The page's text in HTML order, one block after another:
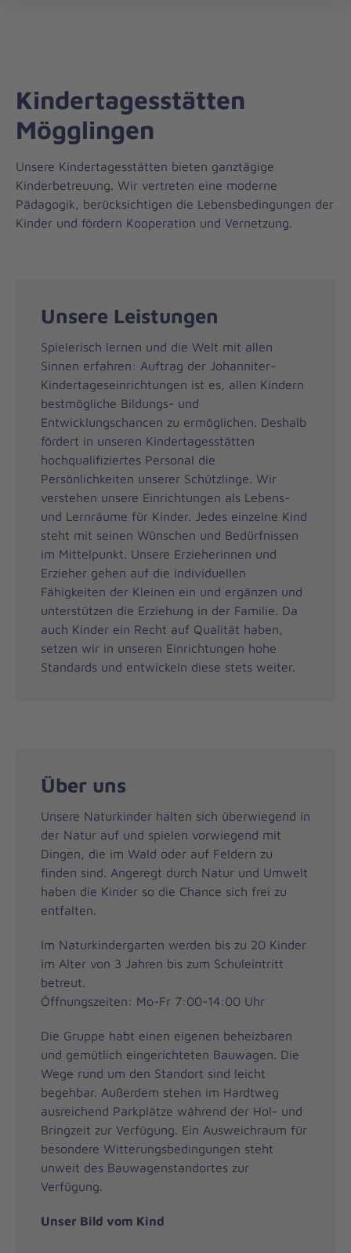
Kindertagesstätten
Mögglingen
Unsere Kindertagesstätten bieten ganztägige
Kinderbetreuung. Wir vertreten eine moderne
Pädagogik, berücksichtigen die Lebensbedingungen der
Kinder und fördern Kooperation und Vernetzung.
Unsere Leistungen
Spielerisch lernen und die Welt mit allen
Sinnen erfahren: Auftrag der Johanniter-
Kindertageseinrichtungen ist es, allen Kindern
bestmögliche Bildungs- und
Entwicklungschancen zu ermöglichen. Deshalb
fördert in unseren Kindertagesstätten
hochqualifiziertes Personal die
Persönlichkeiten unserer Schützlinge. Wir
verstehen unsere Einrichtungen als Lebens-
und Lernräume für Kinder. Jedes einzelne Kind
steht mit seinen Wünschen und Bedürfnissen
im Mittelpunkt. Unsere Erzieherinnen und
Erzieher gehen auf die individuellen
Fähigkeiten der Kleinen ein und ergänzen und
unterstützen die Erziehung in der Familie. Da
auch Kinder ein Recht auf Qualität haben,
setzen wir in unseren Einrichtungen hohe
Standards und entwickeln diese stets weiter.
Über uns
Unsere Naturkinder halten sich überwiegend in
der Natur auf und spielen vorwiegend mit
Dingen, die im Wald oder auf Feldern zu
finden sind. Angeregt durch Natur und Umwelt
haben die Kinder so die Chance sich frei zu
entfalten.
Im Naturkindergarten werden bis zu 20 Kinder
im Alter von 3 Jahren bis zum Schuleintritt
betreut.
Öffnungszeiten: Mo-Fr 7:00-14:00 Uhr
Die Gruppe habt einen eigenen beheizbaren
und gemütlich eingerichteten Bauwagen. Die
Wege rund um den Standort sind leicht
begehbar. Außerdem stehen im Hardtweg
ausreichend Parkplätze während der Hol- und
Bringzeit zur Verfügung. Ein Ausweichraum für
besondere Witterungsbedingungen steht
unweit des Bauwagenstandortes zur
Verfügung.
Unser Bild vom Kind